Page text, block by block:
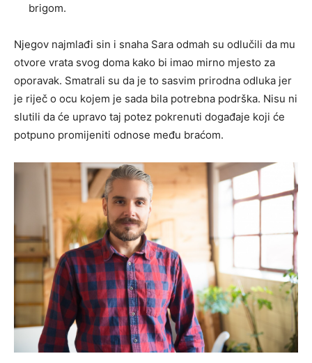
brigom.
Njegov najmlađi sin i snaha Sara odmah su odlučili da mu
otvore vrata svog doma kako bi imao mirno mjesto za
oporavak. Smatrali su da je to sasvim prirodna odluka jer
je riječ o ocu kojem je sada bila potrebna podrška. Nisu ni
slutili da će upravo taj potez pokrenuti događaje koji će
potpuno promijeniti odnose među braćom.